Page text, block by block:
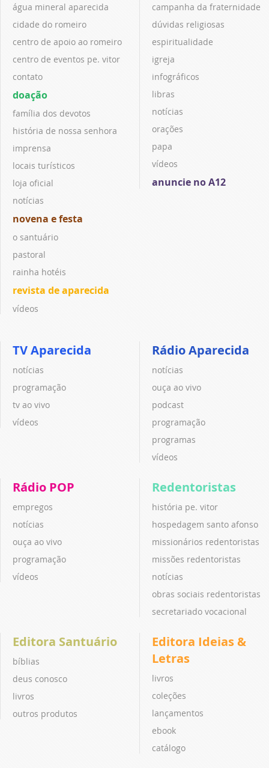
água mineral aparecida
cidade do romeiro
centro de apoio ao romeiro
centro de eventos pe. vitor
contato
doação
família dos devotos
história de nossa senhora
imprensa
locais turísticos
loja oficial
notícias
novena e festa
o santuário
pastoral
rainha hotéis
revista de aparecida
vídeos
campanha da fraternidade
dúvidas religiosas
espiritualidade
igreja
infográficos
libras
notícias
orações
papa
vídeos
anuncie no A12
TV Aparecida
notícias
programação
tv ao vivo
vídeos
Rádio Aparecida
notícias
ouça ao vivo
podcast
programação
programas
vídeos
Rádio POP
empregos
notícias
ouça ao vivo
programação
vídeos
Redentoristas
história pe. vitor
hospedagem santo afonso
missionários redentoristas
missões redentoristas
notícias
obras sociais redentoristas
secretariado vocacional
Editora Santuário
bíblias
deus conosco
livros
outros produtos
Editora Ideias &
Letras
livros
coleções
lançamentos
ebook
catálogo